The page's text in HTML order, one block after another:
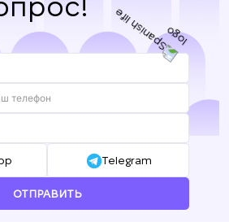
Telegram
ОТПРАВИТЬ